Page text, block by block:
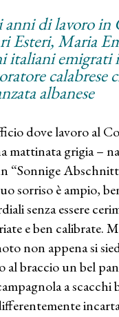
di lavoro in
Esteri, Maria
italiani
calabrese
albanese
dove lavoro al
mattinata grigia –
“Sonnige
sorriso è ampio,
senza essere
e ben
non appena si
al braccio un bel
a scacchi